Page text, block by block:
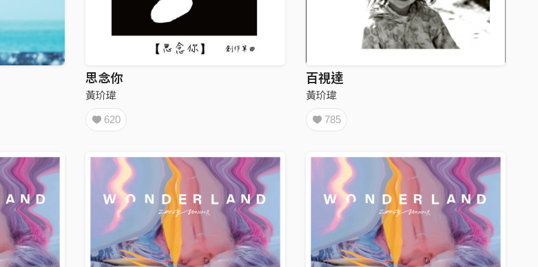
思念你
黃玠瑋
620
百視達
黃玠瑋
785